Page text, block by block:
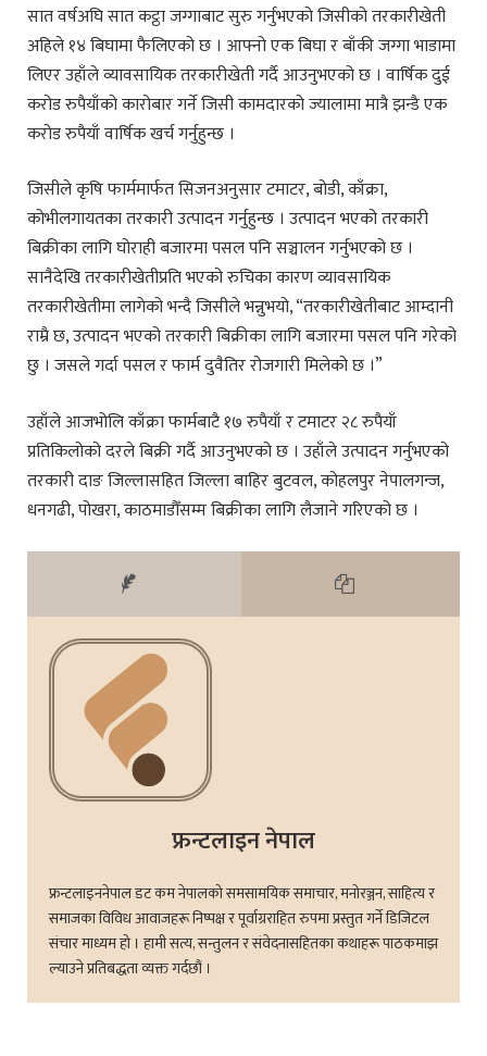
सात वर्षअघि सात कट्ठा जग्गाबाट सुरु गर्नुभएको जिसीको तरकारीखेती
अहिले १४ बिघामा फैलिएको छ । आफ्नो एक बिघा र बाँकी जग्गा भाडामा
लिएर उहाँले व्यावसायिक तरकारीखेती गर्दै आउनुभएको छ । वार्षिक दुई
करोड रुपैयाँको कारोबार गर्ने जिसी कामदारको ज्यालामा मात्रै झन्डै एक
करोड रुपैयाँ वार्षिक खर्च गर्नुहुन्छ ।
जिसीले कृषि फार्ममार्फत सिजनअनुसार टमाटर, बोडी, काँक्रा,
कोभीलगायतका तरकारी उत्पादन गर्नुहुन्छ । उत्पादन भएको तरकारी
बिक्रीका लागि घोराही बजारमा पसल पनि सञ्चालन गर्नुभएको छ ।
सानैदेखि तरकारीखेतीप्रति भएको रुचिका कारण व्यावसायिक
तरकारीखेतीमा लागेको भन्दै जिसीले भन्नुभयो, “तरकारीखेतीबाट आम्दानी
राम्रै छ, उत्पादन भएको तरकारी बिक्रीका लागि बजारमा पसल पनि गरेको
छु । जसले गर्दा पसल र फार्म दुवैतिर रोजगारी मिलेको छ ।”
उहाँले आजभोलि काँक्रा फार्मबाटै १७ रुपैयाँ र टमाटर २८ रुपैयाँ
प्रतिकिलोको दरले बिक्री गर्दै आउनुभएको छ । उहाँले उत्पादन गर्नुभएको
तरकारी दाङ जिल्लासहित जिल्ला बाहिर बुटवल, कोहलपुर नेपालगन्ज,
धनगढी, पोखरा, काठमाडौँसम्म बिक्रीका लागि लैजाने गरिएको छ ।
फ्रन्टलाइन नेपाल
फ्रन्टलाइननेपाल डट कम नेपालको समसामयिक समाचार, मनोरञ्जन, साहित्य र
समाजका विविध आवाजहरू निष्पक्ष र पूर्वाग्रराहित रुपमा प्रस्तुत गर्ने डिजिटल
संचार माध्यम हो । हामी सत्य, सन्तुलन र संवेदनासहितका कथाहरू पाठकमाझ
ल्याउने प्रतिबद्धता व्यक्त गर्दछौं ।